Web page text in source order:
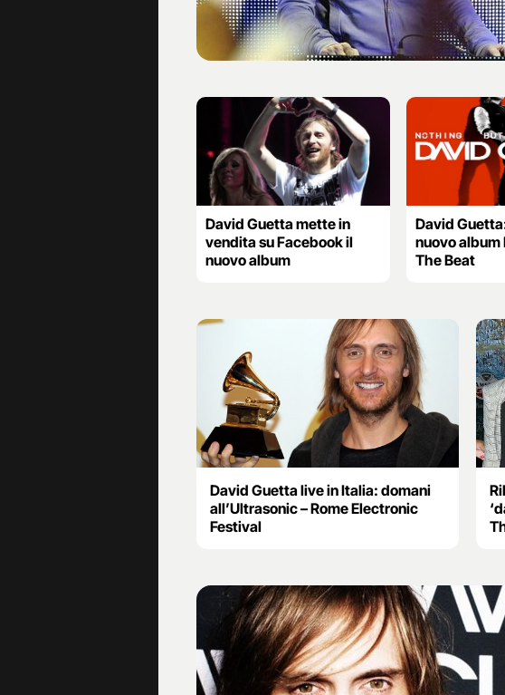
David Guetta mette in
vendita su Facebook il
nuovo album
David
nuovo
The Beat
David Guetta live in Italia: domani
all’Ultrasonic – Rome Electronic
Festival